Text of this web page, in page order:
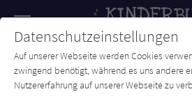
SUCHE Forum
Datenschutzeinstellungen
Auf unserer Webseite werden Cookies
zwingend benötigt, während es uns andere
Nutzererfahrung auf unserer Webseite zu